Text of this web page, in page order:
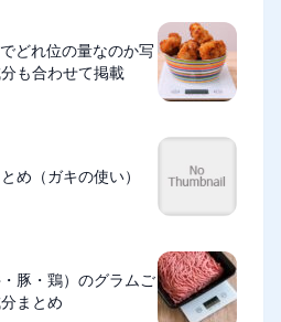
どれ位の量なのか写
も合わせて掲載
め（ガキの使い）
豚・鶏）のグラムご
まとめ